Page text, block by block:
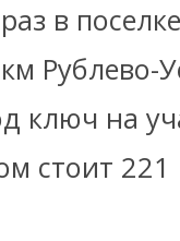
в
Рублево-
ключ на
стоит